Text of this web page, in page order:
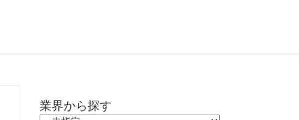
業界から探す